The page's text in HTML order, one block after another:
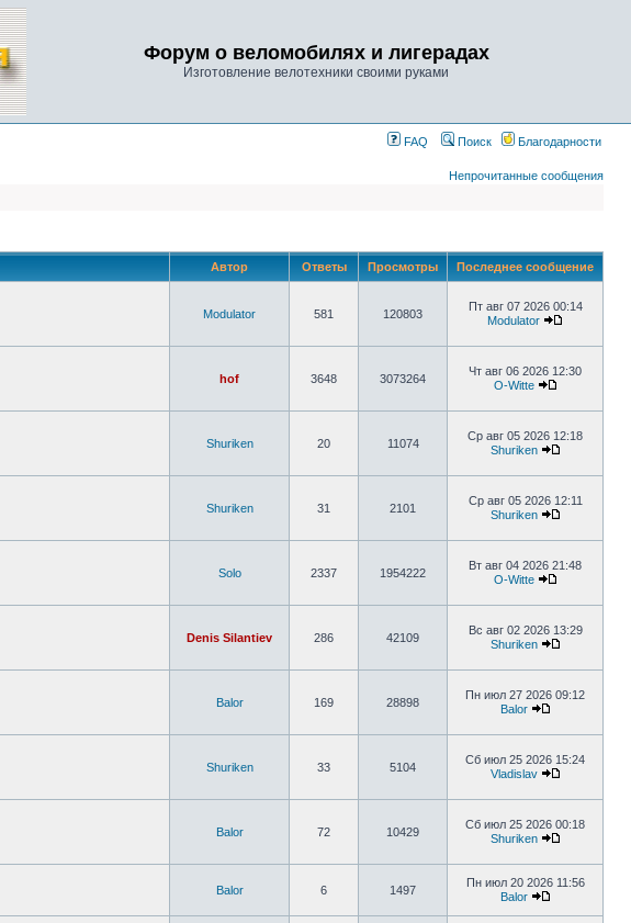
Форум о веломобилях и лигерадах
Изготовление велотехники своими руками
FAQ Поиск Благодарности
Непрочитанные сообщения
Автор Ответы Просмотры Последнее сообщение
Modulator 581 120803
Пт авг 07 2026 00:14
Modulator
hof 3648 3073264
Чт авг 06 2026 12:30
O-Witte
Shuriken 20 11074
Ср авг 05 2026 12:18
Shuriken
Shuriken 31 2101
Ср авг 05 2026 12:11
Shuriken
Solo 2337 1954222
Вт авг 04 2026 21:48
O-Witte
Denis Silantiev 286 42109
Вс авг 02 2026 13:29
Shuriken
Balor 169 28898
Пн июл 27 2026 09:12
Balor
Shuriken 33 5104
Сб июл 25 2026 15:24
Vladislav
Balor 72 10429
Сб июл 25 2026 00:18
Shuriken
Balor 6 1497
Пн июл 20 2026 11:56
Balor